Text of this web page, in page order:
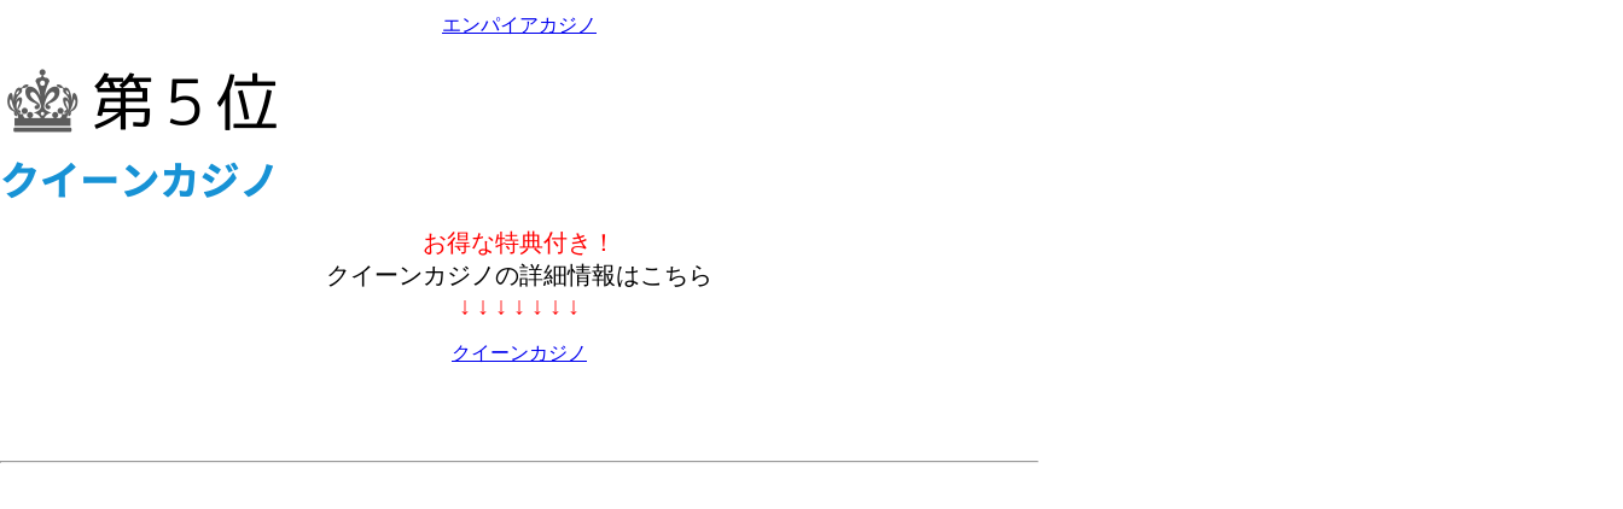
エンパイアカジノ
お得な特典付き！
クイーンカジノの詳細情報はこちら
↓ ↓ ↓ ↓ ↓ ↓ ↓
クイーンカジノ